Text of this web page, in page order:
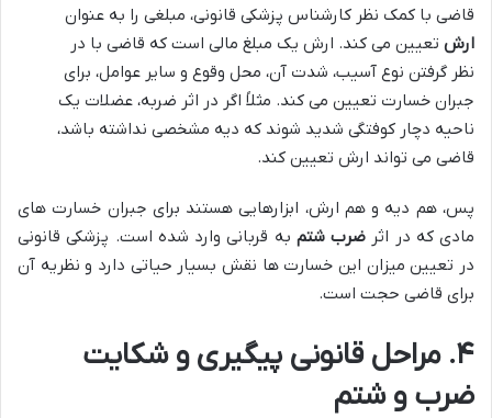
قاضی با کمک نظر کارشناس پزشکی قانونی، مبلغی را به عنوان
ارش تعیین می کند. ارش یک مبلغ مالی است که قاضی با در
نظر گرفتن نوع آسیب، شدت آن، محل وقوع و سایر عوامل، برای
جبران خسارت تعیین می کند. مثلاً اگر در اثر ضربه، عضلات یک
ناحیه دچار کوفتگی شدید شوند که دیه مشخصی نداشته باشد،
قاضی می تواند ارش تعیین کند.
پس، هم دیه و هم ارش، ابزارهایی هستند برای جبران خسارت های
مادی که در اثر ضرب شتم به قربانی وارد شده است. پزشکی قانونی
در تعیین میزان این خسارت ها نقش بسیار حیاتی دارد و نظریه آن
برای قاضی حجت است.
۴. مراحل قانونی پیگیری و شکایت
ضرب و شتم